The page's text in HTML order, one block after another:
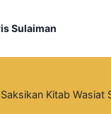
Sulaiman
Kitab Wasiat